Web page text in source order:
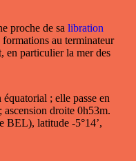
proche de sa libration
au terminateur
en particulier la mer des
; elle passe en
ascension droite 0h53m.
BEL), latitude -5°14’,